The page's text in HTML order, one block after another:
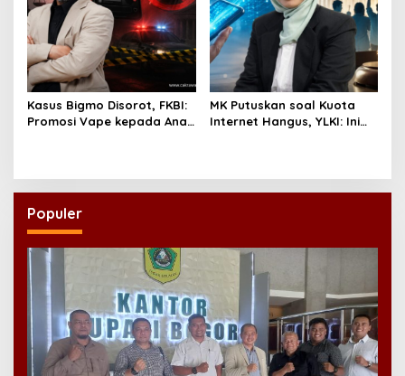
Kasus Bigmo Disorot, FKBI:
Promosi Vape kepada Anak
MK Putuskan soal Kuota
Internet Hangus, YLKI: Ini
Populer